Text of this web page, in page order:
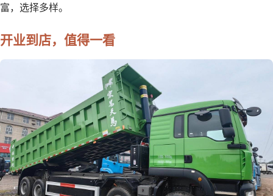
富，选择多样。
开业到店，值得一看